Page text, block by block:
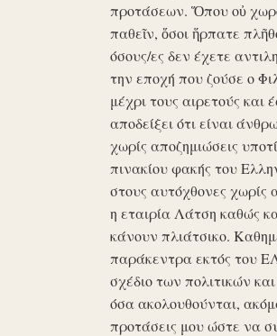
προτάσεων. Ὅπου οὐ
παθεῖν, ὅσοι ἥρπατε
όσους/ες δεν έχετε
την εποχή που ζούσε ο
μέχρι τους αιρετούς και
αποδείξει ότι είναι
χωρίς αποζημιώσεις
πινακίου φακής του
στους αυτόχθονες χωρίς
η εταιρία Λάτση καθώς
κάνουν πλιάτσικο.
παράκεντρα εκτός του
σχέδιο των πολιτικών
όσα ακολουθούνται,
προτάσεις μου ώστε να